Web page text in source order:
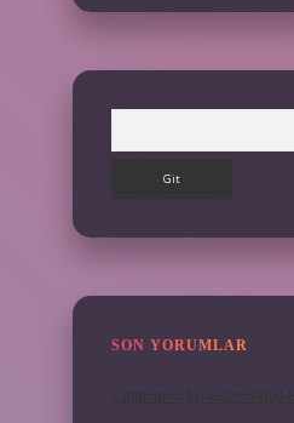
SON YORUMLAR